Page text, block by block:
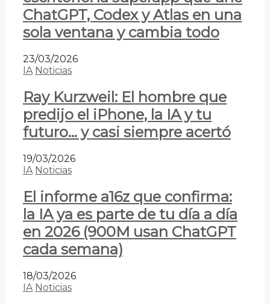
ChatGPT, Codex y Atlas en una
sola ventana y cambia todo
23/03/2026
IA Noticias
Ray Kurzweil: El hombre que
predijo el iPhone, la IA y tu
futuro… y casi siempre acertó
19/03/2026
IA Noticias
El informe a16z que confirma:
la IA ya es parte de tu día a día
en 2026 (900M usan ChatGPT
cada semana)
18/03/2026
IA Noticias